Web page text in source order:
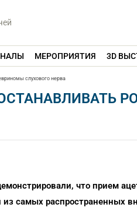
МЕРОПРИЯТИЯ 3D
слухового нерва
что прием
самых распространенных